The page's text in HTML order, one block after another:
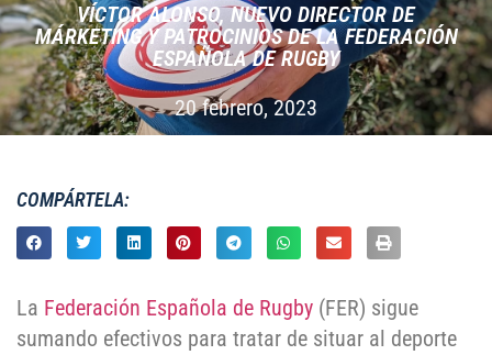
VÍCTOR ALONSO, NUEVO DIRECTOR DE
MÁRKETING Y PATROCINIOS DE LA FEDERACIÓN
ESPAÑOLA DE RUGBY
20 febrero, 2023
COMPÁRTELA:
La Federación Española de Rugby (FER) sigue
sumando efectivos para tratar de situar al deporte